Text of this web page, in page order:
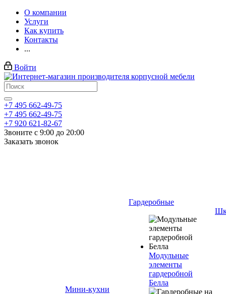
О компании
Услуги
Как купить
Контакты
...
Войти
+7 495 662-49-75
+7 495 662-49-75
+7 920 621-82-67
Звоните с 9:00 до 20:00
Заказать звонок
Мини-кухни
Гардеробные
Модульные
элементы
гардеробной
Белла